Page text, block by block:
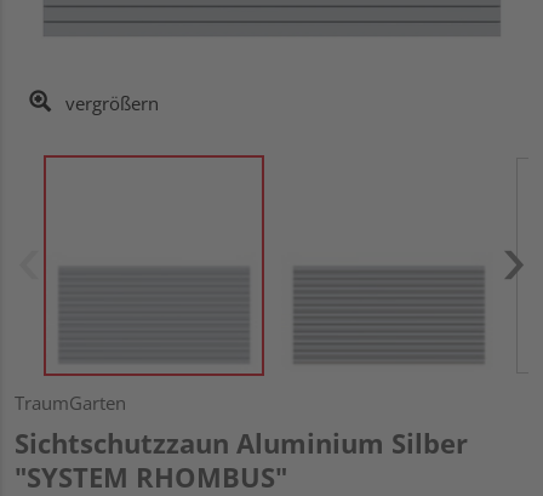
vergrößern
TraumGarten
Sichtschutzzaun Aluminium Silber
"SYSTEM RHOMBUS"